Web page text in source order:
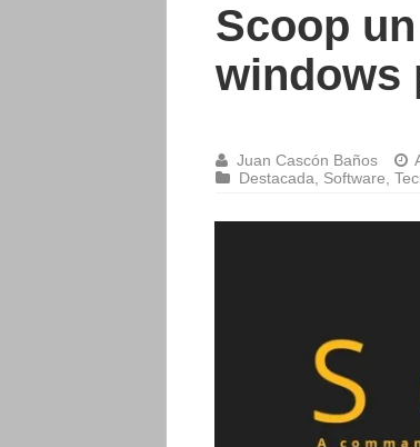
Scoop
windows
Juan Cascón Baños
Destacada
Software